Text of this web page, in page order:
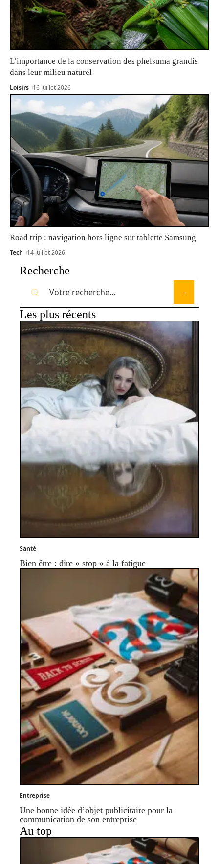
L’importance de la conservation des phelsuma grandis
dans leur milieu naturel
Loisirs 16 juillet 2026
Road trip : navigation hors ligne sur tablette Samsung
Tech 14 juillet 2026
Recherche
Les plus récents
Santé
Bien être : dire « stop » à la fatigue
Entreprise
Une bonne idée d’objet publicitaire pour la
communication de son entreprise
Au top